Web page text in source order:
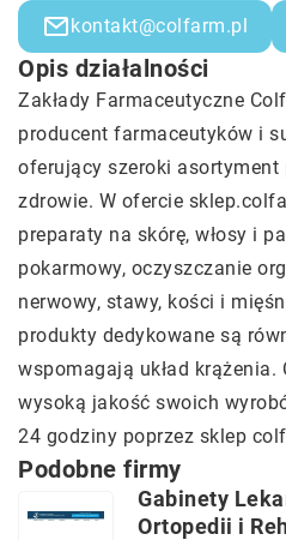
kontakt@colfarm.pl
Opis działalności
Zakłady Farmaceutyczne
producent farmaceutyków i
oferujący szeroki
zdrowie. W ofercie
preparaty na skórę, włosy i
pokarmowy, oczyszczanie
nerwowy, stawy, kości i
produkty dedykowane są
wspomagają układ
wysoką jakość swoich
24 godziny poprzez sklep
Podobne firmy
Gabinety
Ortopedii i